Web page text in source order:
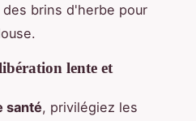
brins d'herbe pour
lente et
santé, privilégiez les